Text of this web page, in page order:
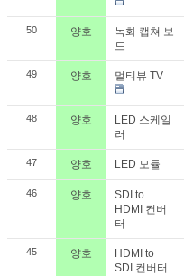
50 양호
녹화 캡쳐 보
드
49 양호 멀티뷰 TV
48 양호
LED 스케일
러
47 양호 LED 모듈
46 양호
SDI to
HDMI 컨버
터
45 양호
HDMI to
SDI 컨버터